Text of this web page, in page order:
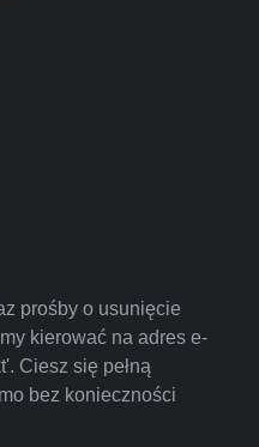
prośby o usunięcie
kierować na adres e-
Ciesz się pełną
bez konieczności